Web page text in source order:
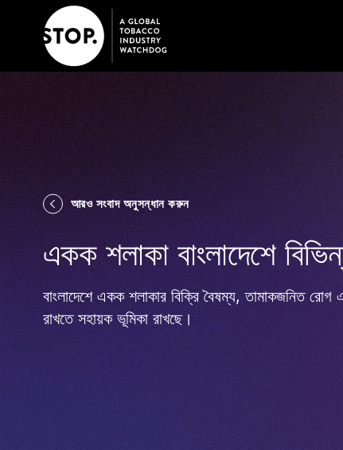
আরও সংবাদ অনুসন্ধান করুন
একক শলাকা বাংলাদেশে
বাংলাদেশে একক শলাকার বিক্রি বৈষম্য, তামাকজনিত
রাখতে সহায়ক ভূমিকা রাখছে।